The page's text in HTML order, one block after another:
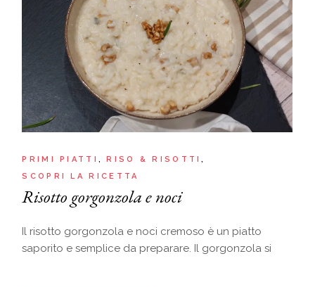
PRIMI PIATTI
RISO & RISOTTI
SCOPRI LA RICETTA
Risotto gorgonzola e noci
Il risotto gorgonzola e noci cremoso è un piatto
saporito e semplice da preparare. Il gorgonzola si